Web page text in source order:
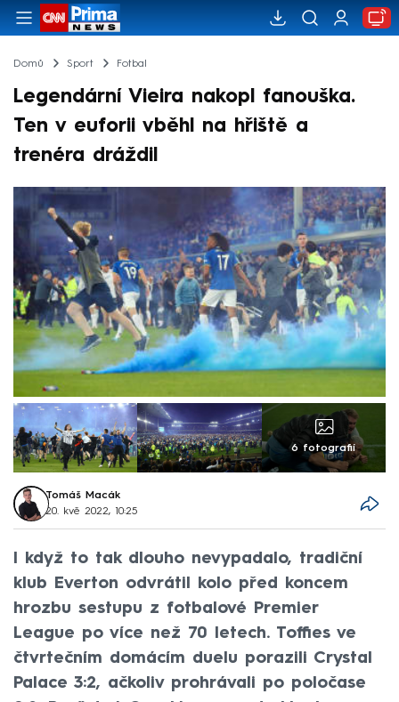
Domů Sport Fotbal
Legendární Vieira nakopl fanouška.
Ten v euforii vběhl na hřiště a
trenéra dráždil
6 fotografií
Tomáš Macák
20. kvě 2022, 10:25
I když to tak dlouho nevypadalo, tradiční
klub Everton odvrátil kolo před koncem
hrozbu sestupu z fotbalové Premier
League po více než 70 letech. Toffies ve
čtvrtečním domácím duelu porazili Crystal
Palace 3:2, ačkoliv prohrávali po poločase